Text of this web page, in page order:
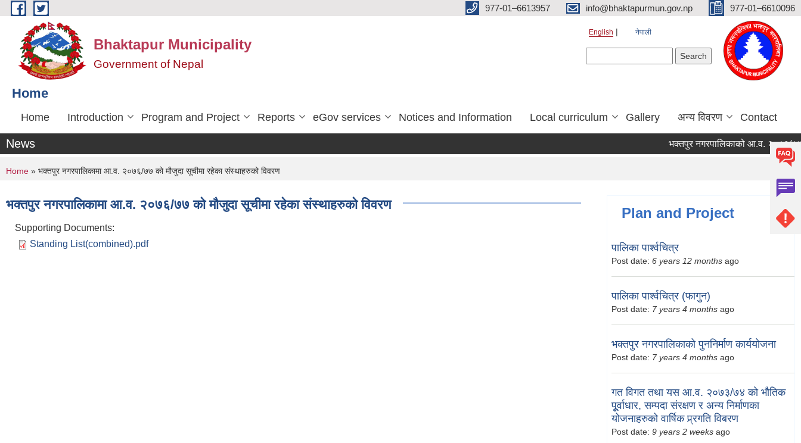
Skip to main content 977-01–6613957 info@bhaktapurmun.gov.np 977-01–6610096
Bhaktapur Municipality
Government of Nepal
English नेपाली
Home
Home Introduction Program and Project Reports eGov services Notices and Information Local curriculum Gallery अन्य विवरण Contact
News भक्तपुर नगरपालिकाको आ.व. २०८३/८४ को
You are here
Home » भक्तपुर नगरपालिकामा आ.व. २०७६/७७ को मौजुदा सूचीमा रहेका संस्थाहरुको विवरण
भक्तपुर नगरपालिकामा आ.व. २०७६/७७ को मौजुदा सूचीमा रहेका संस्थाहरुको विवरण
Supporting Documents:
Standing List(combined).pdf
Plan and Project
पालिका पार्श्वचित्र
Post date: 6 years 12 months ago
पालिका पार्श्वचित्र (फागुन)
Post date: 7 years 4 months ago
भक्तपुर नगरपालिकाको पुननिर्माण कार्ययोजना
Post date: 7 years 4 months ago
गत विगत तथा यस आ.व. २०७३/७४ को भौतिक
पूूर्वाधार, सम्पदा संरक्षण र अन्य निर्माणका
योजनाहरुको वार्षिक प्र्रगति विबरण
Post date: 9 years 2 weeks ago